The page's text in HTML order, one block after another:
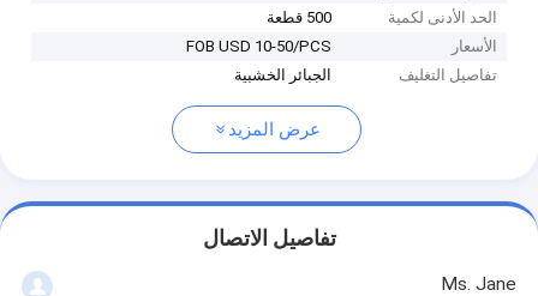
الحد الأدنى لكمية
500 قطعة
الأسعار
FOB USD 10-50/PCS
تفاصيل التغليف
الجبائر الخشبية
عرض المزيد
تفاصيل الاتصال
Ms. Jane